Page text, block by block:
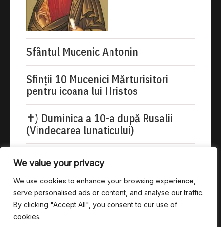
We value your privacy
We use cookies to enhance your browsing experience,
serve personalised ads or content, and analyse our traffic.
By clicking "Accept All", you consent to our use of
cookies.
Sfântul Mucenic Antonin
Sfinții 10 Mucenici Mărturisitori
pentru icoana lui Hristos
✝) Duminica a 10-a după Rusalii
(Vindecarea lunaticului)
Preia articolele Doxologia în site-ul tău!